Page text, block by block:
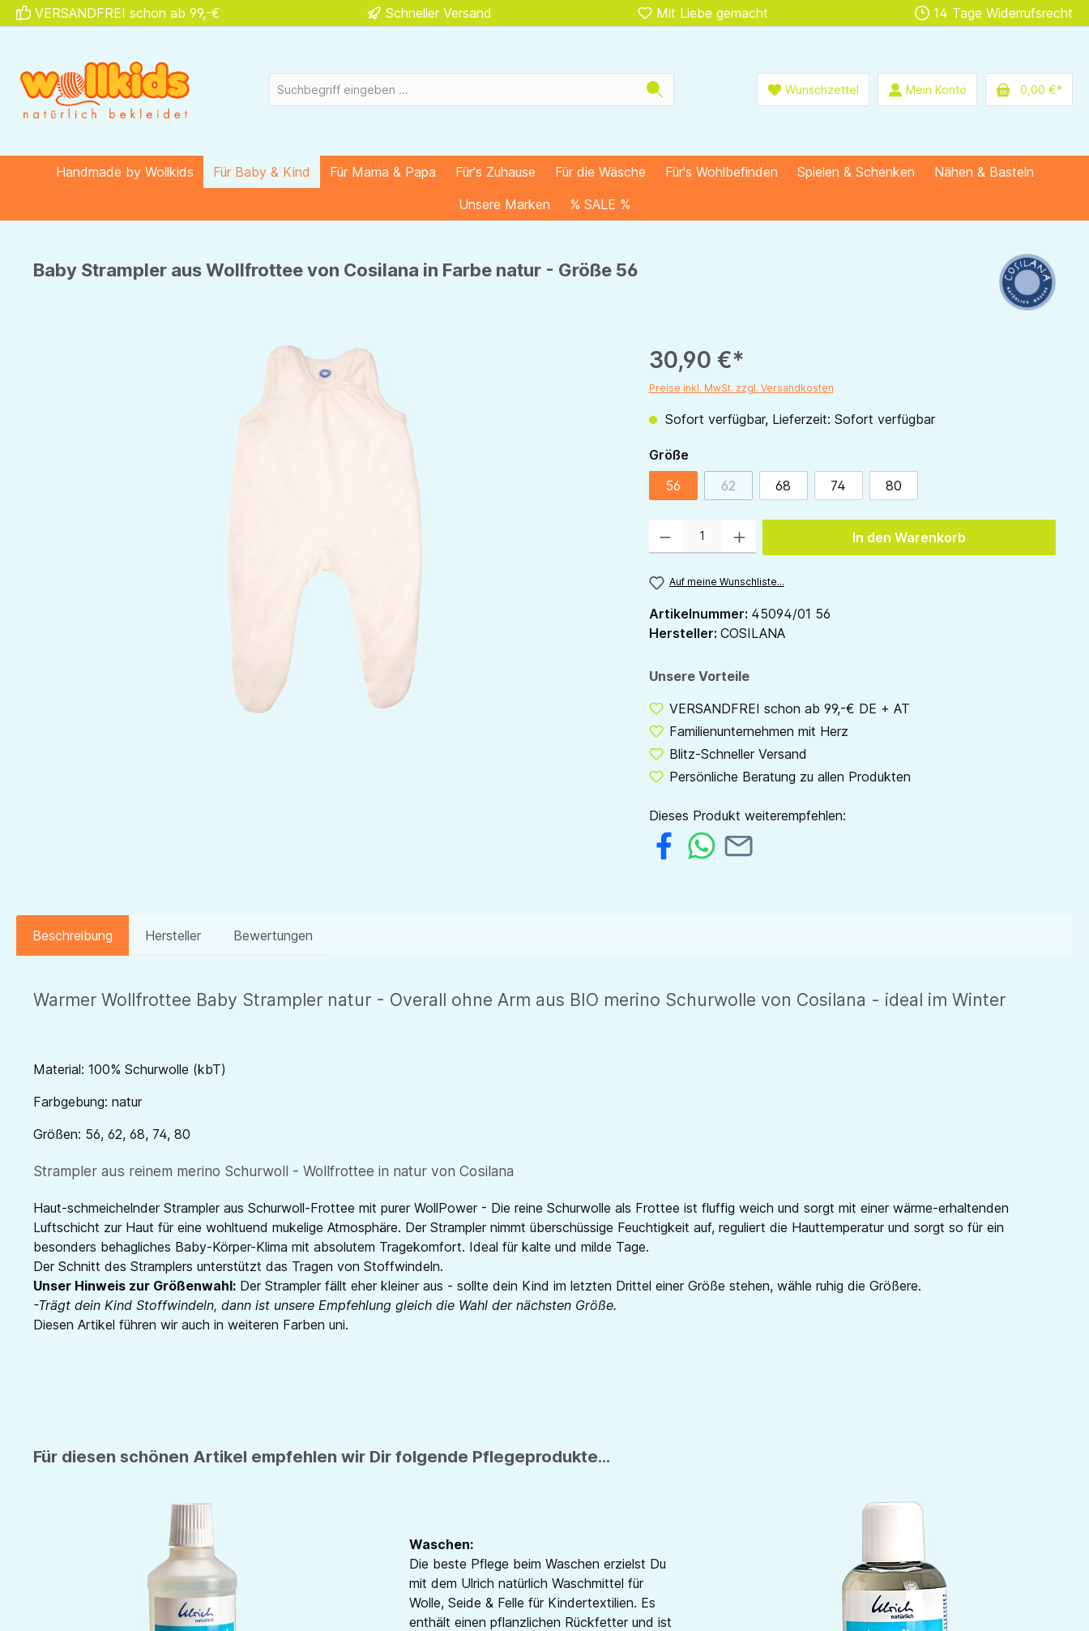
Zur Hauptnavigation springen
VERSANDFREI schon ab 99,-€ Schneller Versand Mit Liebe gemacht 14 Tage Widerrufsrecht
Wunschzettel Mein Konto 0,00 €*
Handmade by Wollkids Für Baby & Kind Für Mama & Papa Für's Zuhause Für die Wäsche Für's Wohlbefinden Spielen & Schenken
Nähen & Basteln
Unsere Marken
% SALE %
Baby Strampler aus Wollfrottee von Cosilana in Farbe natur - Größe 56
30,90 €*
Preise inkl. MwSt. zzgl. Versandkosten
Sofort verfügbar, Lieferzeit: Sofort verfügbar
Größeauswählen
56
62(Diese Option ist zurzeit nicht verfügbar.)
68 74 80
In den Warenkorb
Auf meine Wunschliste...
Artikelnummer: 45094/01 56
Hersteller: COSILANA
Unsere Vorteile
VERSANDFREI schon ab 99,-€ DE + AT
Familienunternehmen mit Herz
Blitz-Schneller Versand
Persönliche Beratung zu allen Produkten
Dieses Produkt weiterempfehlen:
Beschreibung Hersteller Bewertungen
Warmer Wollfrottee Baby Strampler natur - Overall ohne Arm aus BIO merino Schurwolle von Cosilana - ideal im Winter
Material: 100% Schurwolle (kbT)
Farbgebung: natur
Größen: 56, 62, 68, 74, 80
Strampler aus reinem merino Schurwoll - Wollfrottee in natur von Cosilana
Haut-schmeichelnder Strampler aus Schurwoll-Frottee mit purer WollPower - Die reine Schurwolle als Frottee ist fluffig weich und sorgt mit einer wärme-erhaltenden
Luftschicht zur Haut für eine wohltuend mukelige Atmosphäre. Der Strampler nimmt überschüssige Feuchtigkeit auf, reguliert die Hauttemperatur und sorgt so für ein
besonders behagliches Baby-Körper-Klima mit absolutem Tragekomfort. Ideal für kalte und milde Tage.
Der Schnitt des Stramplers unterstützt das Tragen von Stoffwindeln.
Unser Hinweis zur Größenwahl: Der Strampler fällt eher kleiner aus - sollte dein Kind im letzten Drittel einer Größe stehen, wähle ruhig die Größere.
-Trägt dein Kind Stoffwindeln, dann ist unsere Empfehlung gleich die Wahl der nächsten Größe.
Diesen Artikel führen wir auch in weiteren Farben uni.
Für diesen schönen Artikel empfehlen wir Dir folgende Pflegeprodukte...
Waschen:
Die beste Pflege beim Waschen erzielst Du
mit dem Ulrich natürlich Waschmittel für
Wolle, Seide & Felle für Kindertextilien. Es
enthält einen pflanzlichen Rückfetter und ist